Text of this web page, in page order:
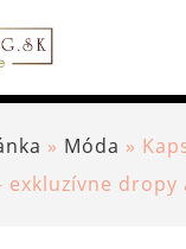
» Móda »
exkluzívne dropy